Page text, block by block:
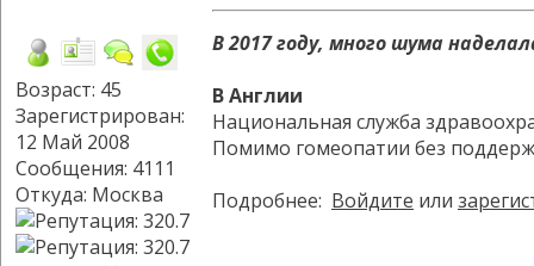
Возраст: 45
Зарегистрирован:
12 Май 2008
Сообщения: 4111
Откуда: Москва
В 2017 году, много шума
В Англии
Национальная служба
Помимо гомеопатии без
Подробнее: Войдите или